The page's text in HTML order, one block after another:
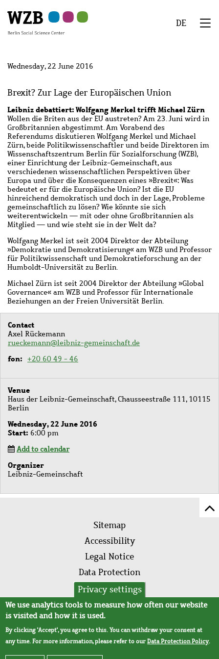
to
main
to
navigation
to
search
to
second
to
footer
DE
Wednesday, 22 June 2016
Brexit? Zur Lage der Europäischen Union
Leibniz debattiert: Wolfgang Merkel trifft Michael Zürn
Wollen die Briten aus der EU austreten? Am 23. Juni wird in
Großbritannien abgestimmt. Am Vorabend des
Referendums diskutieren Wolfgang Merkel und Michael
Zürn, beide Politikwissenschaftler und beide Direktoren im
Wissenschaftszentrum Berlin für Sozialforschung (WZB),
einer Einrichtung der Leibniz-Gemeinschaft, aus
verschiedenen wissenschaftlichen Perspektiven über
Europa und über die Konsequenzen eines »Brexit«: Was
bedeutet er für die Europäische Union? Ist die EU
hinreichend demokratisch und doch in der Lage, Probleme
gemeinschaftlich zu lösen? Wie könnte sie sich
weiterentwickeln — mit oder ohne Großbritannien als
Mitglied — und wie steht sie in der Welt da?
Wolfgang Merkel ist seit 2004 Direktor der Abteilung
»Demokratie und Demokratisierung« am WZB und Professor
für Politikwissenschaft und Demokratieforschung an der
Humboldt-Universität zu Berlin.
Michael Zürn ist seit 2004 Direktor der Abteilung »Global
Governance« am WZB und Professor für Internationale
Beziehungen an der Freien Universität Berlin.
Contact
Axel Rückemann
rueckemann@leibniz-gemeinschaft.de
fon +20 60 49 - 46
Venue
Haus der Leibniz-Gemeinschaft, Chausseestraße 111, 10115
Berlin
Wednesday, 22 June 2016
Start 6:00 pm
Add to calendar
Organizer
Leibniz-Gemeinschaft
FooterSitemap
Accessibility
Legal Notice
Data Protection
AVB
Privacy settings
We use analytics tools to measure how often our website
is visited and how it is used.
By clicking 'Accept', you agree to this. You can withdraw your consent at
any time. For more information, please refer to ourData Protection Policy.